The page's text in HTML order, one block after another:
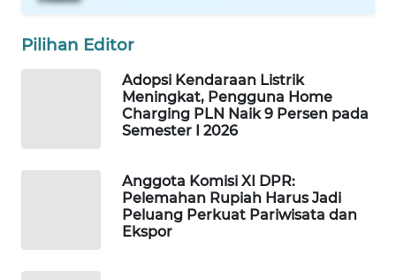
Pilihan Editor
Adopsi Kendaraan Listrik
Meningkat, Pengguna Home
Charging PLN Naik 9 Persen pada
Semester I 2026
Anggota Komisi XI DPR:
Pelemahan Rupiah Harus Jadi
Peluang Perkuat Pariwisata dan
Ekspor
SPORT
WAHANA
SELEB